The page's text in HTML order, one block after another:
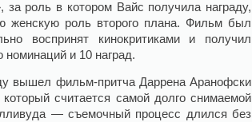
за роль в котором Вайс получила награду,
женскую роль второго плана. Фильм был
воспринят кинокритиками и получил
номинаций и 10 наград.
вышел фильм-притча Даррена Аранофски
который считается самой долго снимаемой
— съемочный процесс длился без